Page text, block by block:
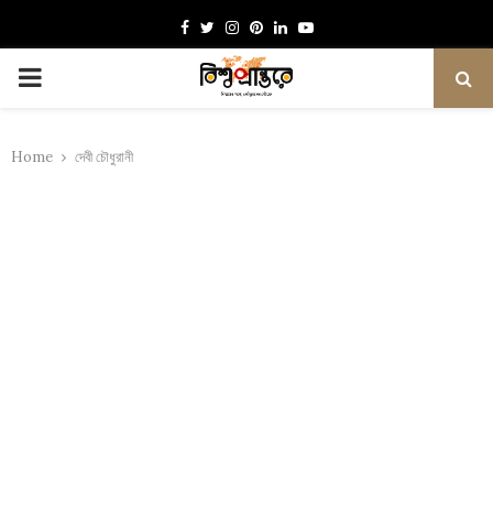
Facebook
TwitterInstagram
Pinterest
LinkedinYoutube
PRIMARY
Home দেবী চৌধুরানী